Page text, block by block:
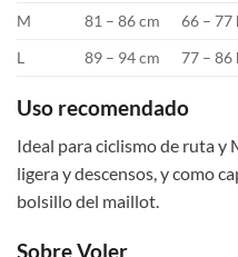
M
81 – 86 cm 66 – 77
L
89 – 94 cm 77 – 86
Uso recomendado
Ideal para ciclismo de ruta y
ligera y descensos, y como
bolsillo del maillot.
Sobre Voler